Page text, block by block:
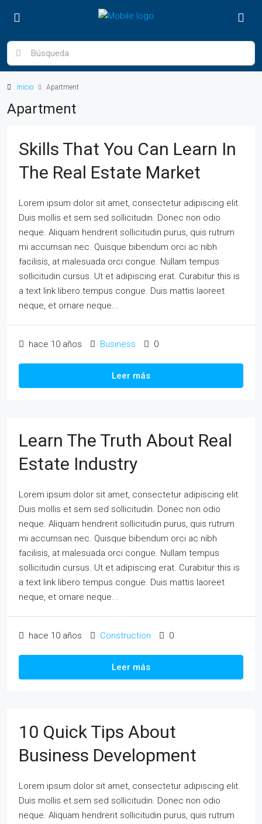
Inicio Apartment
Apartment
Skills That You Can Learn In
The Real Estate Market
Lorem ipsum dolor sit amet, consectetur adipiscing elit.
Duis mollis et sem sed sollicitudin. Donec non odio
neque. Aliquam hendrerit sollicitudin purus, quis rutrum
mi accumsan nec. Quisque bibendum orci ac nibh
facilisis, at malesuada orci congue. Nullam tempus
sollicitudin cursus. Ut et adipiscing erat. Curabitur this is
a text link libero tempus congue. Duis mattis laoreet
neque, et ornare neque...
hace 10 años Business 0
Leer más
Learn The Truth About Real
Estate Industry
Lorem ipsum dolor sit amet, consectetur adipiscing elit.
Duis mollis et sem sed sollicitudin. Donec non odio
neque. Aliquam hendrerit sollicitudin purus, quis rutrum
mi accumsan nec. Quisque bibendum orci ac nibh
facilisis, at malesuada orci congue. Nullam tempus
sollicitudin cursus. Ut et adipiscing erat. Curabitur this is
a text link libero tempus congue. Duis mattis laoreet
neque, et ornare neque...
hace 10 años Construction 0
Leer más
10 Quick Tips About
Business Development
Lorem ipsum dolor sit amet, consectetur adipiscing elit.
Duis mollis et sem sed sollicitudin. Donec non odio
neque. Aliquam hendrerit sollicitudin purus, quis rutrum